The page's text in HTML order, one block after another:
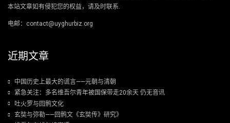
本站文章如有侵犯您的权益，请及时联系.
电邮：contact@uyghurbiz.org
近期文章
中国历史上最大的谎言——元朝与清朝
紧急关注：多名维吾尔青年被国保带走20余天 仍无音讯
吐火罗与回鹘文化
玄奘与弥勒——回鹘文《玄奘传》研究》